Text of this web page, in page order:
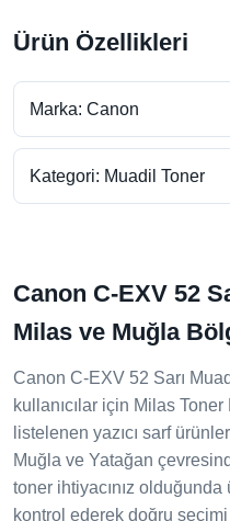
Ürün Özellikleri
Marka: Canon
Kategori: Muadil Toner
Canon C-EXV 52
Milas ve Muğla
Canon C-EXV 52 Sarı
kullanıcılar için Milas
listelenen yazıcı sarf
Muğla ve Yatağan
toner ihtiyacınız olduğunda
kontrol ederek doğru seçimi